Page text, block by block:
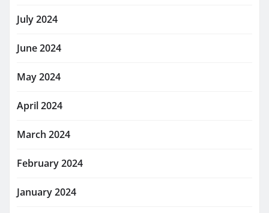
July 2024
June 2024
May 2024
April 2024
March 2024
February 2024
January 2024